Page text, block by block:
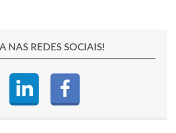
NAS REDES SOCIAIS!